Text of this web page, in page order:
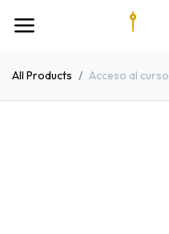
All Products Acceso al curso